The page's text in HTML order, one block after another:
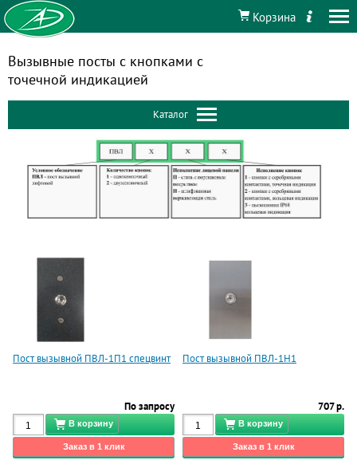
Корзина
Вызывные посты с кнопками с
точечной индикацией
Каталог
Пост вызывной ПВЛ-1П1 спецвинт
По запросу
Пост вызывной ПВЛ-1Н1
707 р.